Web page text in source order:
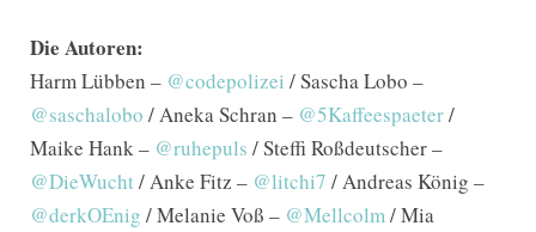
Die Autoren:
Harm Lübben – @codepolizei / Sascha Lobo –
@saschalobo / Aneka Schran – @5Kaffeespaeter/
Maike Hank – @ruhepuls / Steffi Roßdeutscher –
@DieWucht/ Anke Fitz – @litchi7 / Andreas König –
@derkOEnig / Melanie Voß – @Mellcolm/ Mia